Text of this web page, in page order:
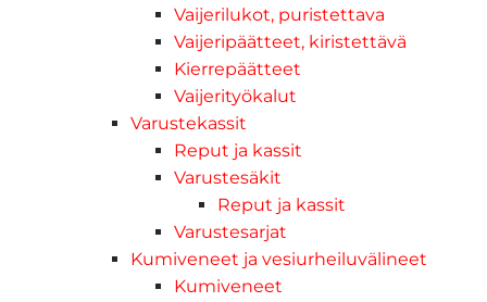
Vaijerilukot, puristettava
Vaijeripäätteet, kiristettävä
Kierrepäätteet
Vaijerityökalut
Varustekassit
Reput ja kassit
Varustesäkit
Reput ja kassit
Varustesarjat
Kumiveneet ja vesiurheiluvälineet
Kumiveneet